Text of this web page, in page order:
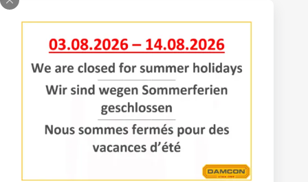
Bomenlaan 2
4043 KD Opheusden
+31 (0)488 – 442828
info@damcon.nl
Dienstleistungen